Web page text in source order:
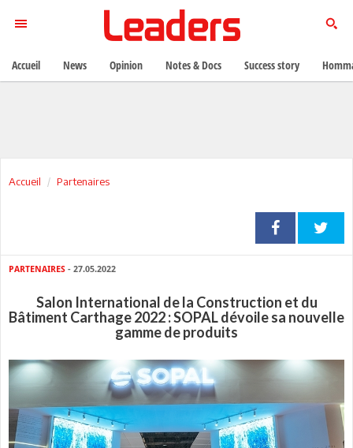
Accueil Partenaires
PARTENAIRES - 27.05.2022
Salon International de la Construction et du
Bâtiment Carthage 2022 : SOPAL dévoile sa nouvelle
gamme de produits
Accueil News Opinion Notes & Docs Success story